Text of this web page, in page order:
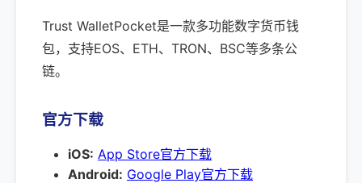
Trust WalletPocket是一款多功能数字货币钱
包，支持EOS、ETH、TRON、BSC等多条公
链。
官方下载
iOS: App Store官方下载
Android: Google Play官方下载